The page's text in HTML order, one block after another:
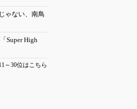
ゃない、南鳥
Super High
～30位はこちら